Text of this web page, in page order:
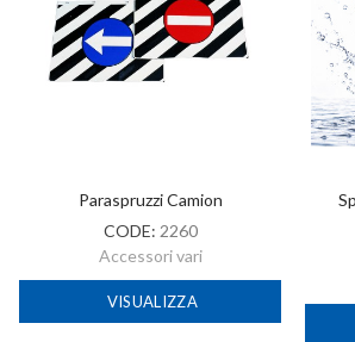
Paraspruzzi Camion
CODE: 2260
Accessori vari
VISUALIZZA